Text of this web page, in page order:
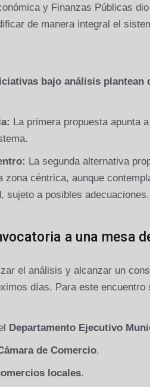
y Finanzas Públicas
de manera integral el
bajo análisis plantean
La primera propuesta apunta
La segunda alternativa
zona céntrica, aunque
sujeto a posibles adecuaciones.
a una mesa
el análisis y alcanzar un
días. Para este
Departamento Ejecutivo
de Comercio.
locales.